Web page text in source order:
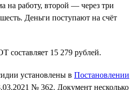
на работу, второй — через три
Деньги поступают на счёт
составляет 15 279 рублей.
установлены в Постановлении
№ 362. Документ несколько